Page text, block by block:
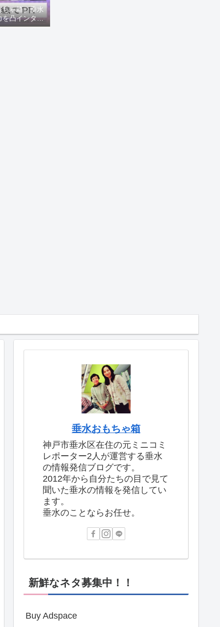
ちゃ箱」垂水
を凸インタビ
ース)】
垂水おもちゃ箱
神戸市垂水区在住の元ミニコミ
レポーター2人が運営する垂水
の情報発信ブログです。
2012年から自分たちの目で見て
聞いた垂水の情報を発信してい
ます。
垂水のことならお任せ。
新鮮なネタ募集中！！
Buy Adspace